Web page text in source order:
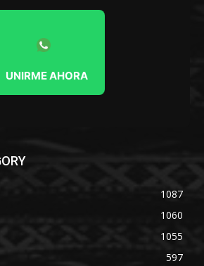
UNIRME AHORA
1087
1060
1055
597